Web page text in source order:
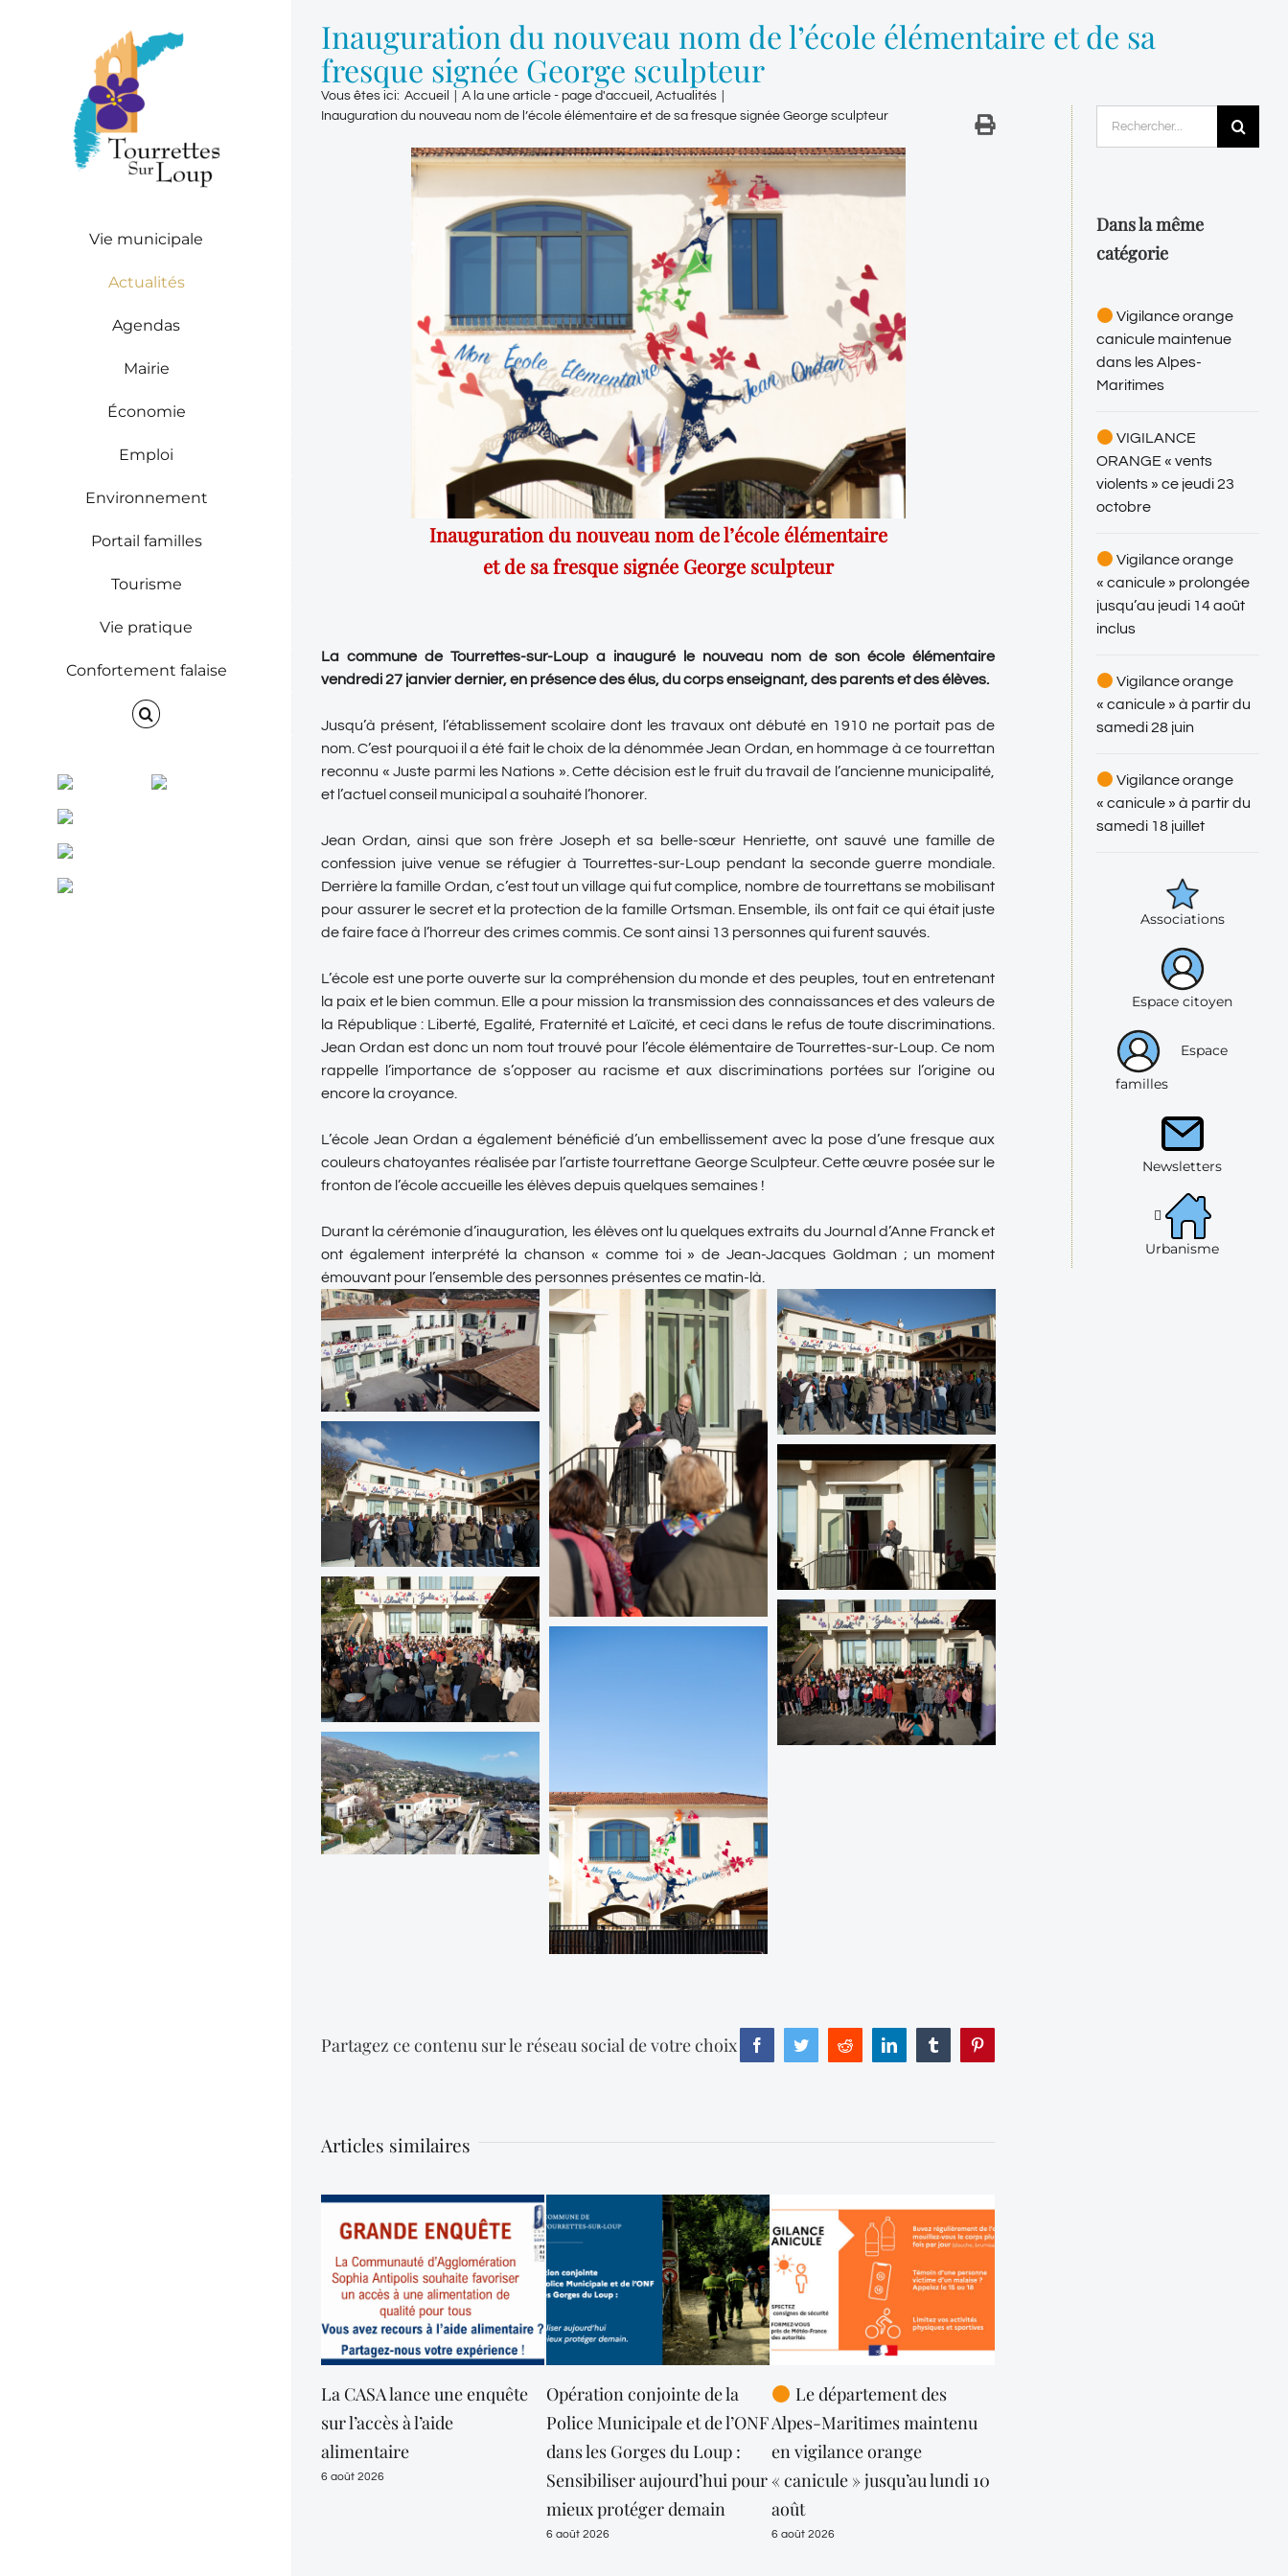
Vie municipale
Actualités
Agendas
Mairie
Économie
Emploi
Environnement
Portail familles
Tourisme
Vie pratique
Confortement falaise
Facebook Instagram
ENVINET
RRS
RSS
Inauguration du nouveau nom de l’école élémentaire et de sa
fresque signée George sculpteur
Vous êtes ici: Accueil A la une article - page d'accueil , Actualités
Inauguration du nouveau nom de l’école élémentaire et de sa fresque signée George sculpteur
Inauguration du nouveau nom de l’école élémentaire
et de sa fresque signée George sculpteur
La commune de Tourrettes-sur-Loup a inauguré le nouveau nom de son école élémentaire
vendredi 27 janvier dernier, en présence des élus, du corps enseignant, des parents et des élèves.
Jusqu’à présent, l’établissement scolaire dont les travaux ont débuté en 1910 ne portait pas de
nom. C’est pourquoi il a été fait le choix de la dénommée Jean Ordan, en hommage à ce tourrettan
reconnu « Juste parmi les Nations ». Cette décision est le fruit du travail de l’ancienne municipalité,
et l’actuel conseil municipal a souhaité l’honorer.
Jean Ordan, ainsi que son frère Joseph et sa belle-sœur Henriette, ont sauvé une famille de
confession juive venue se réfugier à Tourrettes-sur-Loup pendant la seconde guerre mondiale.
Derrière la famille Ordan, c’est tout un village qui fut complice, nombre de tourrettans se mobilisant
pour assurer le secret et la protection de la famille Ortsman. Ensemble, ils ont fait ce qui était juste
de faire face à l’horreur des crimes commis. Ce sont ainsi 13 personnes qui furent sauvés.
L’école est une porte ouverte sur la compréhension du monde et des peuples, tout en entretenant
la paix et le bien commun. Elle a pour mission la transmission des connaissances et des valeurs de
la République : Liberté, Egalité, Fraternité et Laïcité, et ceci dans le refus de toute discriminations.
Jean Ordan est donc un nom tout trouvé pour l’école élémentaire de Tourrettes-sur-Loup. Ce nom
rappelle l’importance de s’opposer au racisme et aux discriminations portées sur l’origine ou
encore la croyance.
L’école Jean Ordan a également bénéficié d’un embellissement avec la pose d’une fresque aux
couleurs chatoyantes réalisée par l’artiste tourrettane George Sculpteur. Cette œuvre posée sur le
fronton de l’école accueille les élèves depuis quelques semaines !
Durant la cérémonie d’inauguration, les élèves ont lu quelques extraits du Journal d’Anne Franck et
ont également interprété la chanson « comme toi » de Jean-Jacques Goldman ; un moment
émouvant pour l’ensemble des personnes présentes ce matin-là.
Partagez ce contenu sur le réseau social de votre choix FacebookTwitterReddit LinkedIn Tumblr
Articles similaires
Opération conjointe de la
Police Municipale et de l’ONF
dans les Gorges du Loup :
Sensibiliser aujourd’hui pour
Le département des
Alpes-Maritimes maintenu
en vigilance orange
« canicule » jusqu’au lundi 10
août
6 août 2026
La commune de Tourrettes-
sur-Loup placée en alerte
sécheresse
1 août 2026
Dans la même
catégorie
Vigilance orange
canicule maintenue
dans les Alpes-
Maritimes
VIGILANCE
ORANGE « vents
violents » ce jeudi 23
octobre
Vigilance orange
« canicule » prolongée
jusqu’au jeudi 14 août
inclus
Vigilance orange
« canicule » à partir du
samedi 28 juin
Vigilance orange
« canicule » à partir du
samedi 18 juillet
Associations
Espace citoyen
Espace
familles
Newsletters
Urbanisme